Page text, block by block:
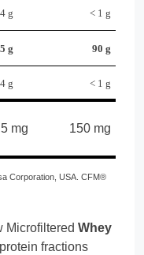
g < 1 g
g 90 g
g < 1 g
mg 150 mg
Corporation, USA. CFM®
Microfiltered Whey
fractions